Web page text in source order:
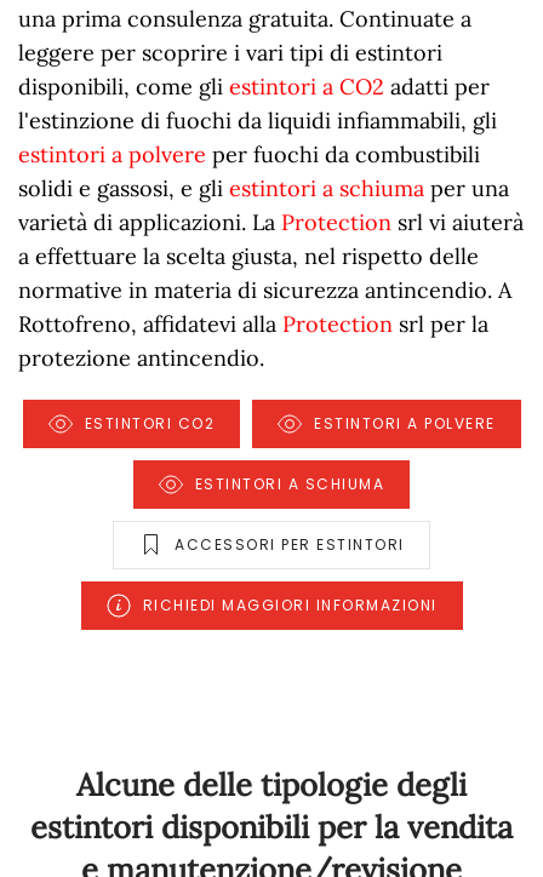
una prima consulenza gratuita. Continuate a
leggere per scoprire i vari tipi di estintori
disponibili, come gli estintori a CO2 adatti per
l'estinzione di fuochi da liquidi infiammabili, gli
estintori a polvere per fuochi da combustibili
solidi e gassosi, e gli estintori a schiuma per una
varietà di applicazioni. La Protection srl vi aiuterà
a effettuare la scelta giusta, nel rispetto delle
normative in materia di sicurezza antincendio. A
Rottofreno, affidatevi alla Protection srl per la
protezione antincendio.
ESTINTORI CO2 ESTINTORI A POLVERE
ESTINTORI A SCHIUMA
ACCESSORI PER ESTINTORI
RICHIEDI MAGGIORI INFORMAZIONI
Alcune delle tipologie degli
estintori disponibili per la vendita